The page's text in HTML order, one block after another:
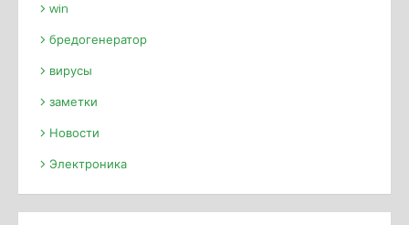
win
бредогенератор
вирусы
заметки
Новости
Электроника